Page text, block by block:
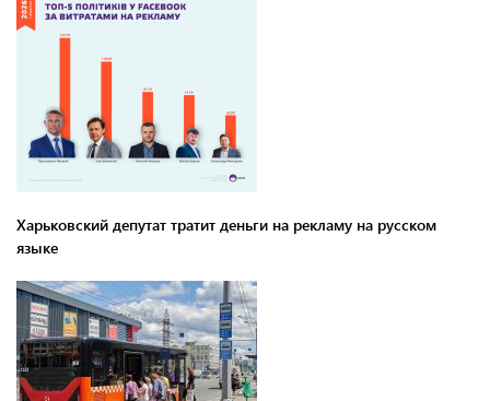
Харьковский депутат тратит деньги на рекламу на русском
языке